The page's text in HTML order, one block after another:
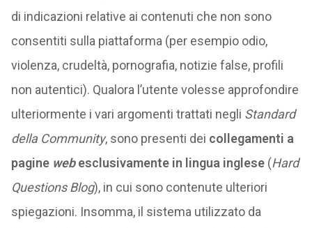
di indicazioni relative ai contenuti che non sono
consentiti sulla piattaforma (per esempio odio,
violenza, crudeltà, pornografia, notizie false, profili
non autentici). Qualora l’utente volesse approfondire
ulteriormente i vari argomenti trattati negli Standard
della Community, sono presenti dei collegamenti a
pagine webesclusivamente in lingua inglese(Hard
Questions Blog), in cui sono contenute ulteriori
spiegazioni. Insomma, il sistema utilizzato da